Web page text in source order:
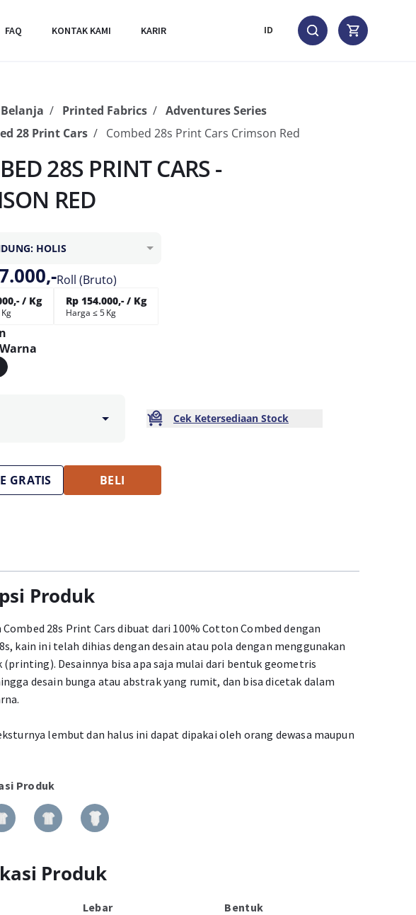
FAQ KONTAK KAMI KARIR ID
Belanja Printed Fabrics
Adventures Series
28 Print Cars
Combed 28s Print Cars Crimson Red
28S PRINT CARS -
RED
HOLIS
Roll (Bruto)
/ Kg Rp 154.000,- / Kg
Harga ≤ 5 Kg
Cek Ketersediaan Stock
GRATIS BELI
Produk
28s Print Cars dibuat dari 100% Cotton Combed dengan
kain ini telah dihias dengan desain atau pola dengan menggunakan
Desainnya bisa apa saja mulai dari bentuk geometris
desain bunga atau abstrak yang rumit, dan bisa dicetak dalam
lembut dan halus ini dapat dipakai oleh orang dewasa maupun
Produk
Produk
Lebar
Bentuk